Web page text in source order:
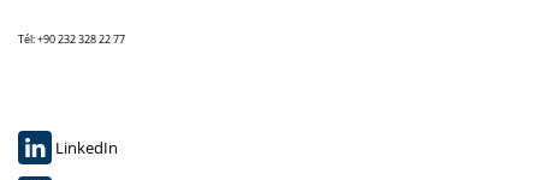
Tél: +90 232 328 22 77
LinkedIn